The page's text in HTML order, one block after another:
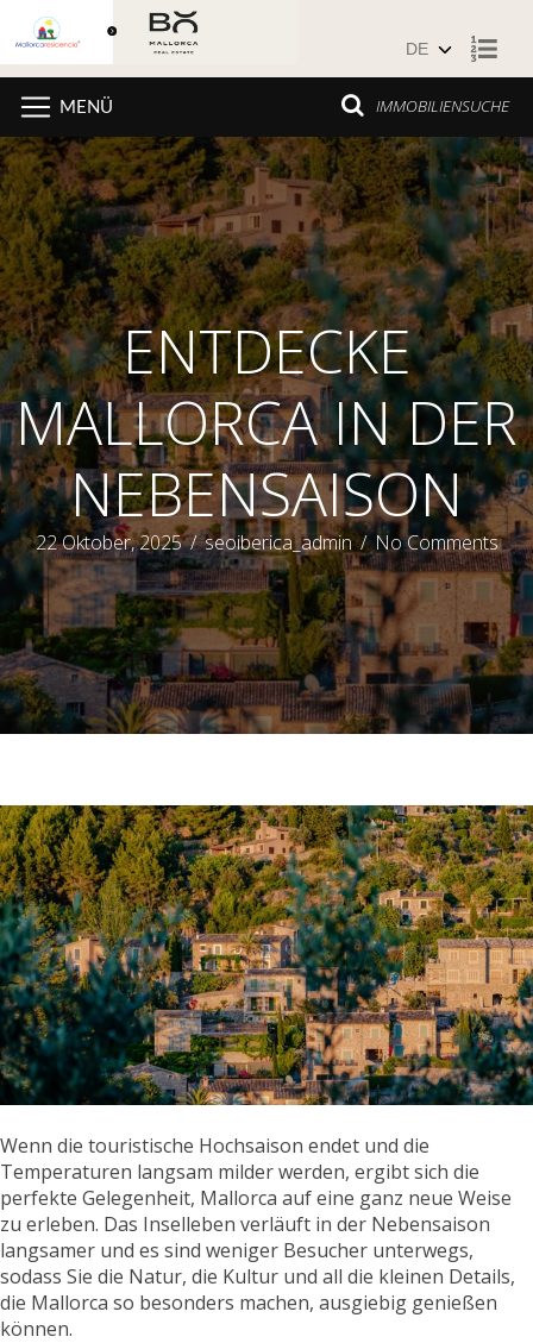
IMMOBILIENSUCHE
MENÜ
ENTDECKE
MALLORCA IN DER
NEBENSAISON
22 Oktober, 2025/seoiberica_admin/ No Comments
Wenn die touristische Hochsaison endet und die
Temperaturen langsam milder werden, ergibt sich die
perfekte Gelegenheit, Mallorca auf eine ganz neue Weise
zu erleben. Das Inselleben verläuft in der Nebensaison
langsamer und es sind weniger Besucher unterwegs,
sodass Sie die Natur, die Kultur und all die kleinen Details,
die Mallorca so besonders machen, ausgiebig genießen
können.